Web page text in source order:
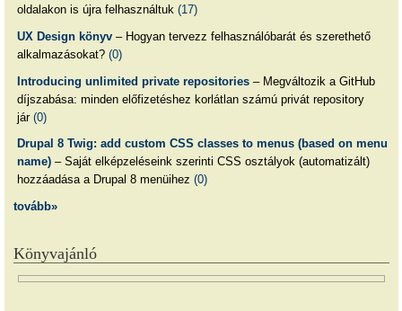
oldalakon is újra felhasználtuk (17)
UX Design könyv– Hogyan tervezz felhasználóbarát és szerethető
alkalmazásokat? (0)
Introducing unlimited private repositories– Megváltozik a GitHub
díjszabása: minden előfizetéshez korlátlan számú privát repository
jár (0)
Drupal 8 Twig: add custom CSS classes to menus (based on menu
name)– Saját elképzeléseink szerinti CSS osztályok (automatizált)
hozzáadása a Drupal 8 menüihez (0)
tovább»
Könyvajánló